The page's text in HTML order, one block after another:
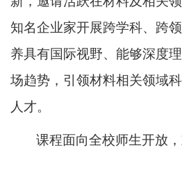
知名企业家开展跨学科、跨
养具有国际视野、能够深度
场趋势，引领材料相关领域
人才。
课程面向全校师生开放